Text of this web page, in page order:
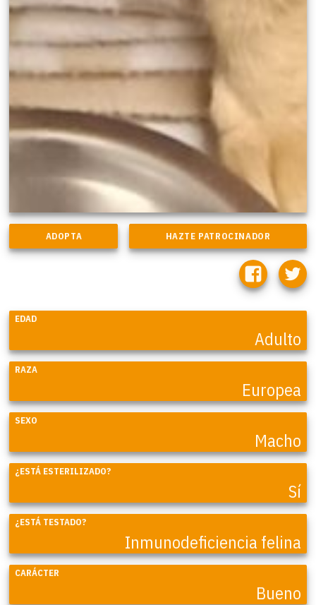
EDAD
Adulto
RAZA
Europea
SEXO
Macho
¿ESTÁ ESTERILIZADO?
Sí
¿ESTÁ TESTADO?
Inmunodeficiencia felina
CARÁCTER
Bueno